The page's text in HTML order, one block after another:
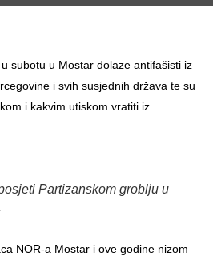
subotu u Mostar dolaze antifašisti iz
i svih susjednih država te su
i kakvim utiskom vratiti iz
Partizanskom groblju u
NOR-a Mostar i ove godine nizom